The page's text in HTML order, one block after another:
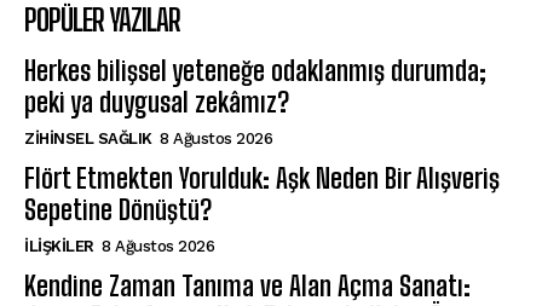
POPÜLER YAZILAR
Herkes bilişsel yeteneğe odaklanmış durumda;
peki ya duygusal zekâmız?
ZIHINSEL SAĞLIK 8 Ağustos 2026
Flört Etmekten Yorulduk: Aşk Neden Bir Alışveriş
Sepetine Dönüştü?
İLIŞKILER 8 Ağustos 2026
Kendine Zaman Tanıma ve Alan Açma Sanatı: